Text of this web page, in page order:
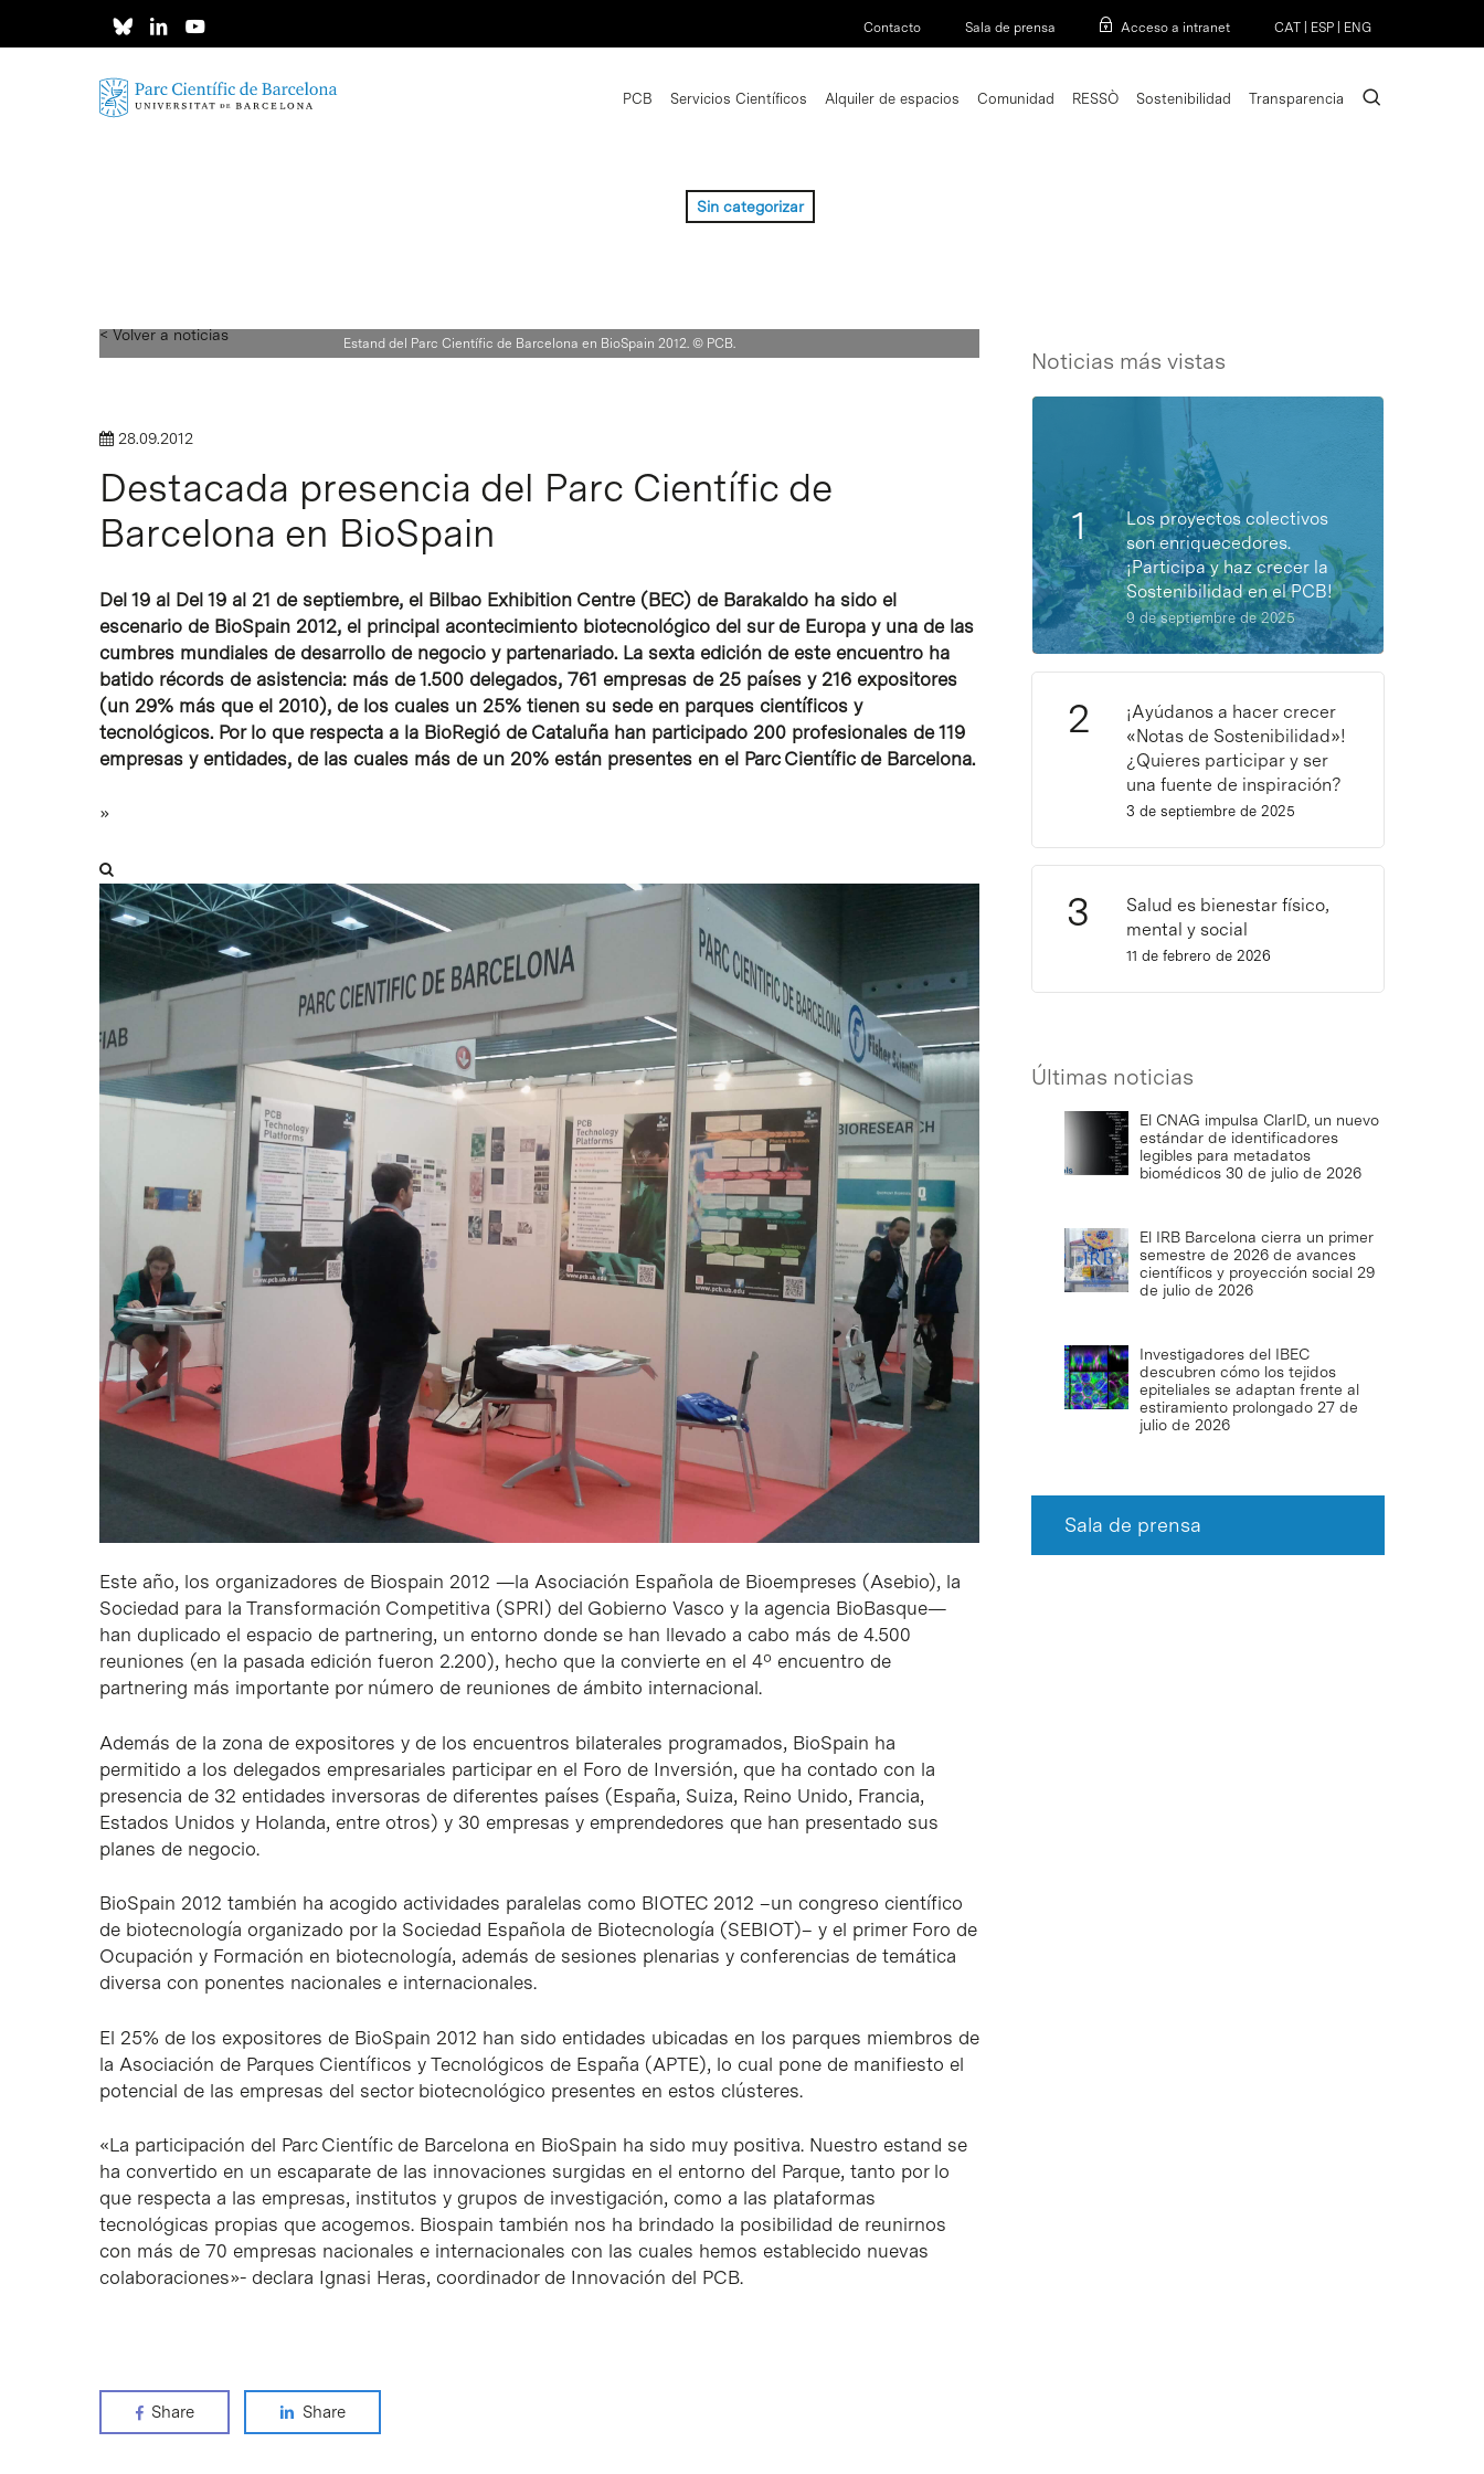
Contacto Sala de prensa Acceso a intranet CAT ESP ENG
Intro para buscar o ESC per cerrar
PCB Servicios Científicos Alquiler de espacios Comunidad RESSÒ Sostenibilidad Transparencia search
Sin categorizar
< Volver a noticias Estand del Parc Científic de Barcelona en BioSpain 2012. © PCB.
28.09.2012
Destacada presencia del Parc Científic de
Barcelona en BioSpain
Del 19 al Del 19 al 21 de septiembre, el Bilbao Exhibition Centre (BEC) de Barakaldo ha sido el
escenario de BioSpain 2012, el principal acontecimiento biotecnológico del sur de Europa y una de las
cumbres mundiales de desarrollo de negocio y partenariado. La sexta edición de este encuentro ha
batido récords de asistencia: más de 1.500 delegados, 761 empresas de 25 países y 216 expositores
(un 29% más que el 2010), de los cuales un 25% tienen su sede en parques científicos y
tecnológicos. Por lo que respecta a la BioRegió de Cataluña han participado 200 profesionales de 119
empresas y entidades, de las cuales más de un 20% están presentes en el Parc Científic de Barcelona.
»
Este año, los organizadores de Biospain 2012 —la Asociación Española de Bioempreses (Asebio), la
Sociedad para la Transformación Competitiva (SPRI) del Gobierno Vasco y la agencia BioBasque—
han duplicado el espacio de partnering, un entorno donde se han llevado a cabo más de 4.500
reuniones (en la pasada edición fueron 2.200), hecho que la convierte en el 4º encuentro de
partnering más importante por número de reuniones de ámbito internacional.
Además de la zona de expositores y de los encuentros bilaterales programados, BioSpain ha
permitido a los delegados empresariales participar en el Foro de Inversión, que ha contado con la
presencia de 32 entidades inversoras de diferentes países (España, Suiza, Reino Unido, Francia,
Estados Unidos y Holanda, entre otros) y 30 empresas y emprendedores que han presentado sus
planes de negocio.
BioSpain 2012 también ha acogido actividades paralelas como BIOTEC 2012 –un congreso científico
de biotecnología organizado por la Sociedad Española de Biotecnología (SEBIOT)– y el primer Foro de
Ocupación y Formación en biotecnología, además de sesiones plenarias y conferencias de temática
diversa con ponentes nacionales e internacionales.
El 25% de los expositores de BioSpain 2012 han sido entidades ubicadas en los parques miembros de
la Asociación de Parques Científicos y Tecnológicos de España (APTE), lo cual pone de manifiesto el
potencial de las empresas del sector biotecnológico presentes en estos clústeres.
«La participación del Parc Científic de Barcelona en BioSpain ha sido muy positiva. Nuestro estand se
ha convertido en un escaparate de las innovaciones surgidas en el entorno del Parque, tanto por lo
que respecta a las empresas, institutos y grupos de investigación, como a las plataformas
tecnológicas propias que acogemos. Biospain también nos ha brindado la posibilidad de reunirnos
con más de 70 empresas nacionales e internacionales con las cuales hemos establecido nuevas
colaboraciones»- declara Ignasi Heras, coordinador de Innovación del PCB.
Share Share
Noticias más vistas
Los proyectos colectivos
son enriquecedores.
¡Participa y haz crecer la
Sostenibilidad en el PCB!
9 de septiembre de 2025
¡Ayúdanos a hacer crecer
«Notas de Sostenibilidad»!
¿Quieres participar y ser
una fuente de inspiración?
3 de septiembre de 2025
Salud es bienestar físico,
mental y social
11 de febrero de 2026
Últimas noticias
El CNAG impulsa ClarID, un nuevo
estándar de identificadores
legibles para metadatos
biomédicos 30 de julio de 2026
El IRB Barcelona cierra un primer
semestre de 2026 de avances
científicos y proyección social 29
de julio de 2026
Investigadores del IBEC
descubren cómo los tejidos
epiteliales se adaptan frente al
estiramiento prolongado 27 de
julio de 2026
Sala de prensa